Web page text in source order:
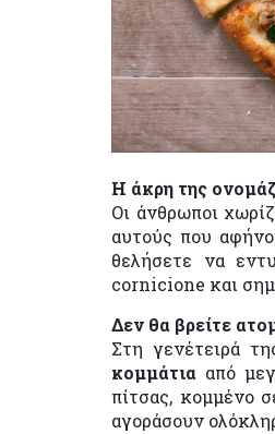
Η άκρη της
Οι άνθρωποι
αυτούς που
θελήσετε να
cornicione και
Δεν θα βρείτε
Στη γενέτειρά
κομμάτια από
πίτσας, κομμένο
αγοράσουν